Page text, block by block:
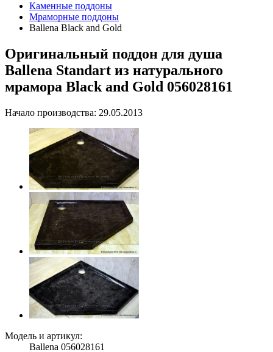
Каменные поддоны
Мраморные поддоны
Ballena Black and Gold
Оригинальный поддон для душа
Ballena Standart из натурального
мрамора Black and Gold 056028161
Начало производства: 29.05.2013
Модель и артикул:
Ballena 056028161